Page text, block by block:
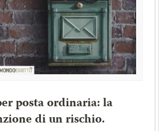
posta ordinaria: la
di un rischio.